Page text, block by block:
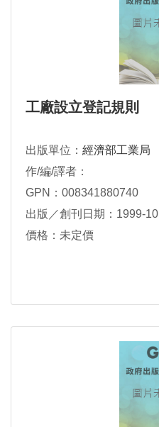
工廠設立登記規則
出版單位： 經濟部工業局
作/編/譯者：
GPN：008341880740
出版／創刊日期：1999-10
價格：未定價